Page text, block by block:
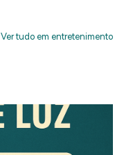
Ver tudo em entretenimento